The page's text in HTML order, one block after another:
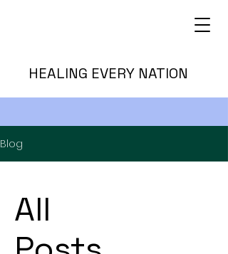
HEALING EVERY NATION
Blog
All